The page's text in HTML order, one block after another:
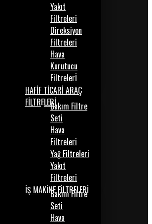
Yakıt
Filtreleri
Direksiyon
Filtreleri
Hava
Kurutucu
Filtrelerİ
HAFİF TİCARİ ARAÇ
FİLTRELERİBakım Filtre
Seti
Hava
Filtreleri
Yağ Filtreleri
Yakıt
Filtreleri
İŞ MAKİNE FİLTRELERİ
Bakım Filtre
Seti
Hava